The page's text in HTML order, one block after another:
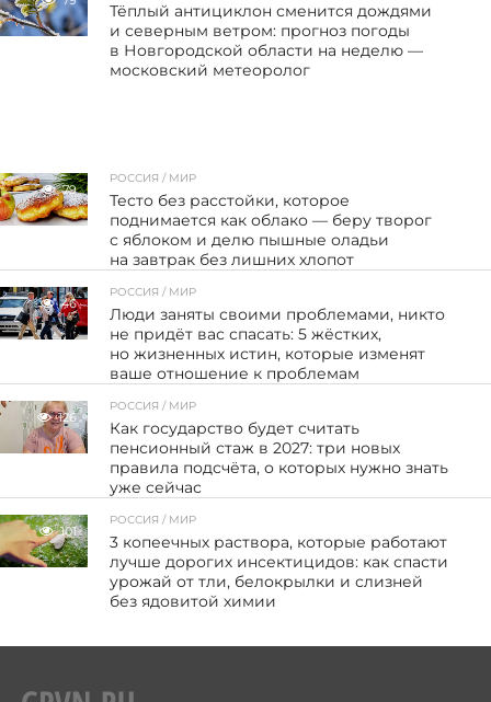
Тёплый антициклон сменится дождями
и северным ветром: прогноз погоды
в Новгородской области на неделю —
московский метеоролог
79
РОССИЯ / МИР
Тесто без расстойки, которое
поднимается как облако — беру творог
с яблоком и делю пышные оладьи
на завтрак без лишних хлопот
46
РОССИЯ / МИР
Люди заняты своими проблемами, никто
не придёт вас спасать: 5 жёстких,
но жизненных истин, которые изменят
ваше отношение к проблемам
126
РОССИЯ / МИР
Как государство будет считать
пенсионный стаж в 2027: три новых
правила подсчёта, о которых нужно знать
уже сейчас
101
РОССИЯ / МИР
3 копеечных раствора, которые работают
лучше дорогих инсектицидов: как спасти
урожай от тли, белокрылки и слизней
без ядовитой химии